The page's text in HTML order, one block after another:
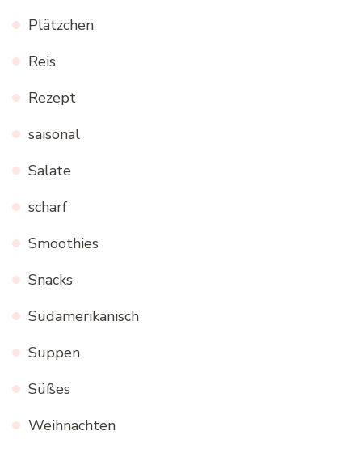
Plätzchen
Reis
Rezept
saisonal
Salate
scharf
Smoothies
Snacks
Südamerikanisch
Suppen
Süßes
Weihnachten